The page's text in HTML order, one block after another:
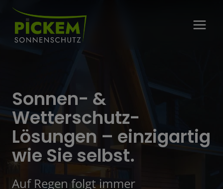
Skip
content
Sonnen- &
Wetterschutz-
Lösungen – einzigartig
wie Sie selbst.
Auf Regen folgt immer